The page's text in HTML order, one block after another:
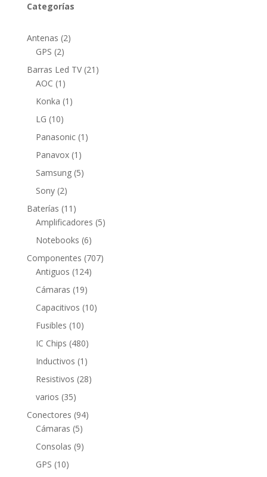
Categorías
Antenas 22
GPS 22
productos
Barras Led TV 21 21
AOC 1 1
producto
Konka 1 1
LG 1010
productos
Panasonic 1 1
Panavox 1 1
producto
Samsung 55
Sony 22
productos
Baterías 11 11
productos
Amplificadores 55
Notebooks 66
productos
Componentes 707707
Antiguos 124124
Cámaras 1919
productos
Capacitivos 1010
Fusibles 1010
productos
IC Chips 480480
productos
Inductivos 1 1
producto
Resistivos 2828
varios 3535
productos
Conectores 9494
Cámaras 55
productos
Consolas 99
GPS 1010